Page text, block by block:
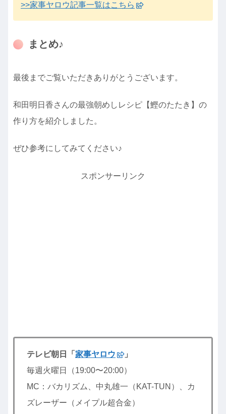
>>家事ヤロウ記事一覧はこちら
まとめ♪
最後までご覧いただきありがとうございます。
和田明日香さんの最強朝めしレシピ【鰹のたたき】の
作り方を紹介しました。
ぜひ参考にしてみてください♪
スポンサーリンク
テレビ朝日「 家事ヤロウ
」
毎週火曜日（19:00〜20:00）
MC：バカリズム、中丸雄一（KAT-TUN）、カ
ズレーザー（メイプル超合金）